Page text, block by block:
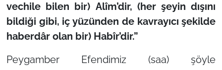
vechile bilen bir) Alîm’dir, (her şeyin dışını
bildiği gibi, iç yüzünden de kavrayıcı şekilde
haberdâr olan bir) Habîr’dir.”
Peygamber Efendimiz (saa) şöyle